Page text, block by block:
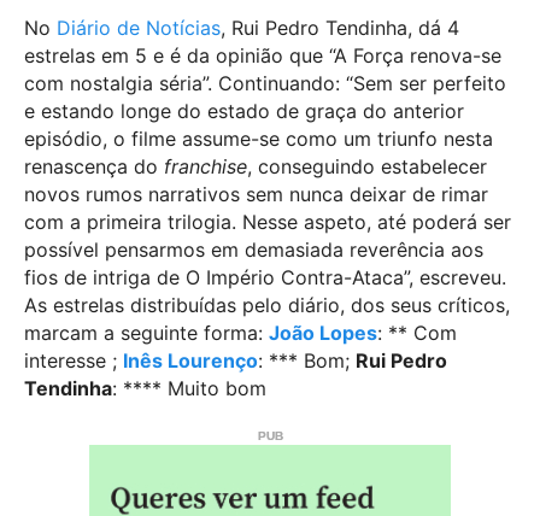
No Diário de Notícias, Rui Pedro Tendinha, dá 4
estrelas em 5 e é da opinião que “A Força renova-se
com nostalgia séria”. Continuando: “Sem ser perfeito
e estando longe do estado de graça do anterior
episódio, o filme assume-se como um triunfo nesta
renascença do franchise, conseguindo estabelecer
novos rumos narrativos sem nunca deixar de rimar
com a primeira trilogia. Nesse aspeto, até poderá ser
possível pensarmos em demasiada reverência aos
fios de intriga de O Império Contra-Ataca”, escreveu.
As estrelas distribuídas pelo diário, dos seus críticos,
marcam a seguinte forma: João Lopes: ** Com
interesse ; Inês Lourenço: *** Bom; Rui Pedro
Tendinha: **** Muito bom